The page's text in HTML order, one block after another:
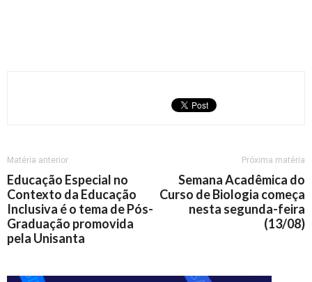
Matéria anterior
Educação Especial no
Contexto da Educação
Inclusiva é o tema de Pós-
Graduação promovida
pela Unisanta
Próxima matéria
Semana Acadêmica do
Curso de Biologia começa
nesta segunda-feira
(13/08)